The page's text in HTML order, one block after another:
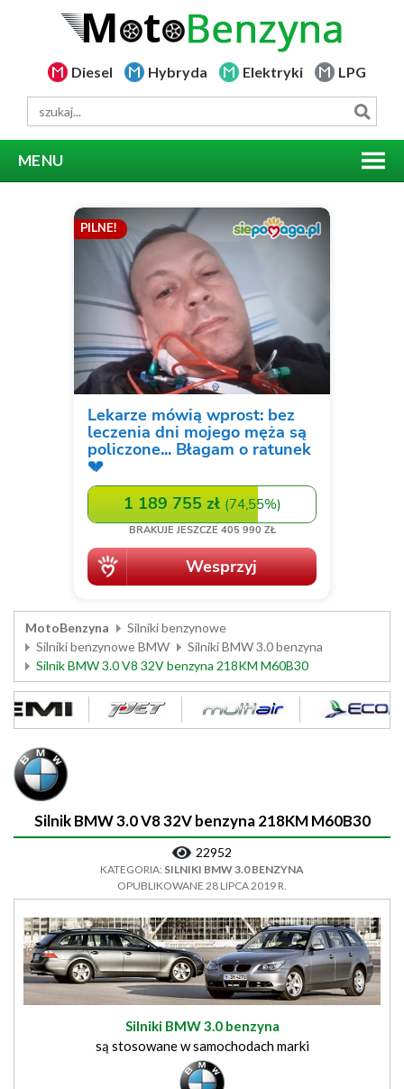
Diesel Hybryda Elektryki LPG
MENU
MotoBenzyna
Silniki benzynowe
Silniki benzynowe BMW
Silniki BMW 3.0 benzyna
Silnik BMW 3.0 V8 32V benzyna 218KM M60B30
Silnik BMW 3.0 V8 32V benzyna 218KM M60B30
22952
KATEGORIA: SILNIKI BMW 3.0 BENZYNA
OPUBLIKOWANE 28 LIPCA 2019 R.
Silniki BMW 3.0 benzyna
są stosowane w samochodach marki